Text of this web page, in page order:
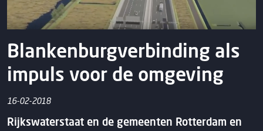
Blankenburgverbinding als
impuls voor de omgeving
16-02-2018
Rijkswaterstaat en de gemeenten Rotterdam en